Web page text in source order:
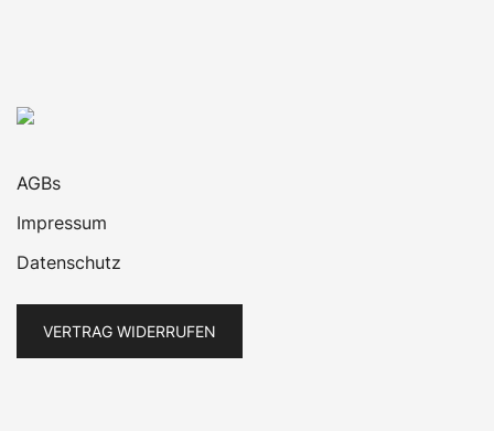
AGBs
Impressum
Datenschutz
VERTRAG WIDERRUFEN